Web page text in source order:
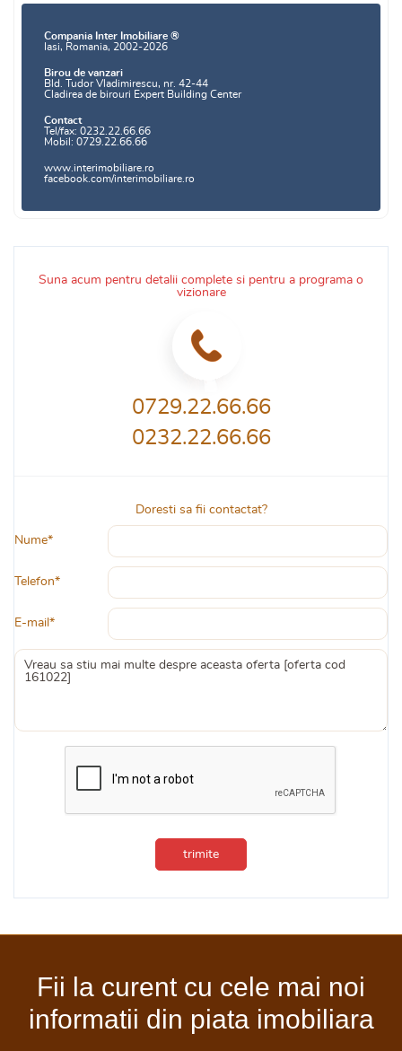
Suna acum pentru detalii complete si pentru a programa o
vizionare
0729.22.66.66
0232.22.66.66
Doresti sa fii contactat?
Nume*
Telefon*
E-mail*
trimite
Compania Inter Imobiliare ®
Iasi, Romania, 2002-2026
Birou de vanzari
Bld. Tudor Vladimirescu, nr. 42-44
Cladirea de birouri Expert Building Center
Contact
Tel/fax: 0232.22.66.66
Mobil: 0729.22.66.66
www.interimobiliare.ro
facebook.com/interimobiliare.ro
Fii la curent cu cele mai noi
informatii din piata imobiliara